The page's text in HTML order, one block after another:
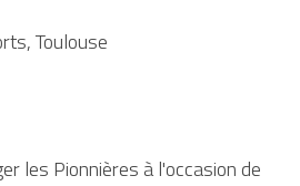
Toulouse
les Pionnières à l'occasion de